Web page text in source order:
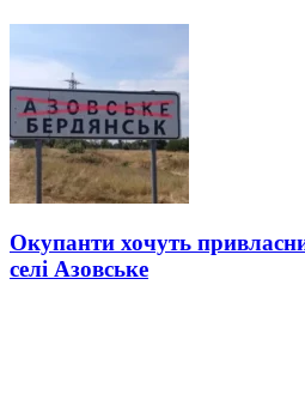
Окупанти хочуть
селі Азовське